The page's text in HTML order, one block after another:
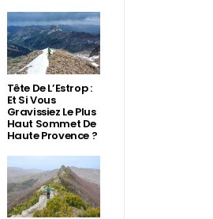
Tête De L’Estrop :
Et Si Vous
Gravissiez Le Plus
Haut Sommet De
Haute Provence ?